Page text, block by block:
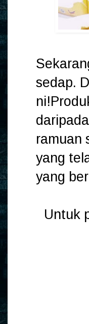
sedap.
ramuan
yang
yang
Untuk